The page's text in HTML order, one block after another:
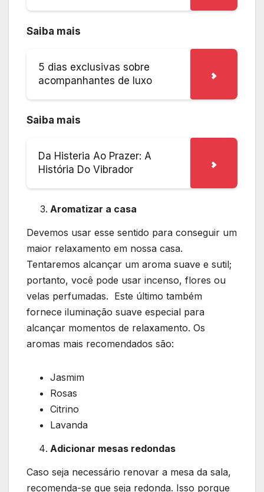
Saiba mais
5 dias exclusivas sobre
acompanhantes de luxo
Saiba mais
Da Histeria Ao Prazer: A
História Do Vibrador
Aromatizar a casa
Devemos usar esse sentido para conseguir um
maior relaxamento em nossa casa.
Tentaremos alcançar um aroma suave e sutil;
portanto, você pode usar incenso, flores ou
velas perfumadas. Este último também
fornece iluminação suave especial para
alcançar momentos de relaxamento. Os
aromas mais recomendados são:
Jasmim
Rosas
Citrino
Lavanda
Adicionar mesas redondas
Caso seja necessário renovar a mesa da sala,
recomenda-se que seja redonda. Isso porque